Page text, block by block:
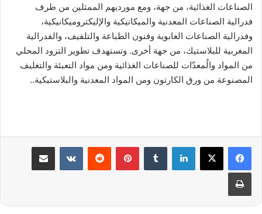
الصناعات الغذائية، من جهة، ومع مورديهم الممثلين من طرف
فدرالية الصناعات المعدنية والميكانيكية والإليكتروميكانيكية،
وفدرالية الصناعات الغابوية وفنون الطباعة والتلفيف، والفدرالية
المغربية للبلاستيك، من جهة أخرى. وتستهدف تطوير التزود المحلي
من المواد والُمعدّات للصناعات الغذائية ومن مواد التعبئة والتغليف
المصنوعة من ورق الكارتون ومن المواد المعدنية والبلاستيكية..
لينكدإن بينتيريست مشاركة عبر البريد
طباعة